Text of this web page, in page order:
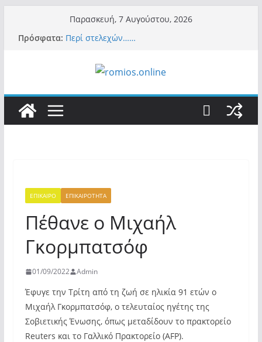
περιεχόμενο
Παρασκευή, 7 Αυγούστου, 2026
Πρόσφατα: Περί στελεχών……
είναι το Κίνημα της Μ.Καρυστιανού και όχι
το διεφθαρμένο σύστημα εξουσίας»
Κασιδιάρη – Οι ένοικοι του Μαξίμου σε
πανικό, πατριωτικό τσουνάμι σαρώνει την
«Έλληνες» η κυβέρνηση! (φωτο)
ΕΠΙΚΑΙΡΟ ΕΠΙΚΑΙΡΟΤΗΤΑ
Πέθανε ο Μιχαήλ
Γκορμπατσόφ
01/09/2022 Admin
Έφυγε την Τρίτη από τη ζωή σε ηλικία 91 ετών ο
Μιχαήλ Γκορμπατσόφ, ο τελευταίος ηγέτης της
Σοβιετικής Ένωσης, όπως μεταδίδουν το πρακτορείο
Reuters και το Γαλλικό Πρακτορείο (AFP).